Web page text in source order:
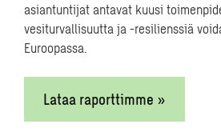
asiantuntijat antavat kuusi
vesiturvallisuutta ja -resilienssiä
Euroopassa.
Lataa raporttimme »